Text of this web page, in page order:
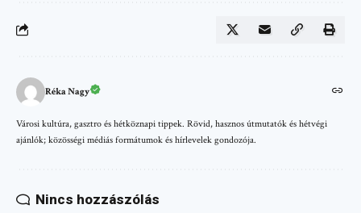
Réka Nagy
Városi kultúra, gasztro és hétköznapi tippek. Rövid, hasznos útmutatók és hétvégi
ajánlók; közösségi médiás formátumok és hírlevelek gondozója.
Nincs hozzászólás